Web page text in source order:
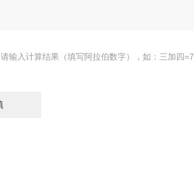
请输入计算结果（填写阿拉伯数字），如：三加四=7